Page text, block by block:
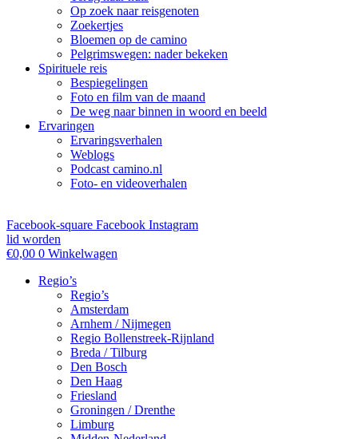
Op zoek naar reisgenoten
Zoekertjes
Bloemen op de camino
Pelgrimswegen: nader bekeken
Spirituele reis
Bespiegelingen
Foto en film van de maand
De weg naar binnen in woord en beeld
Ervaringen
Ervaringsverhalen
Weblogs
Podcast camino.nl
Foto- en videoverhalen
Facebook-square Facebook Instagram
lid worden
€0,00 0 Winkelwagen
Regio’s
Regio’s
Amsterdam
Arnhem / Nijmegen
Regio Bollenstreek-Rijnland
Breda / Tilburg
Den Bosch
Den Haag
Friesland
Groningen / Drenthe
Limburg